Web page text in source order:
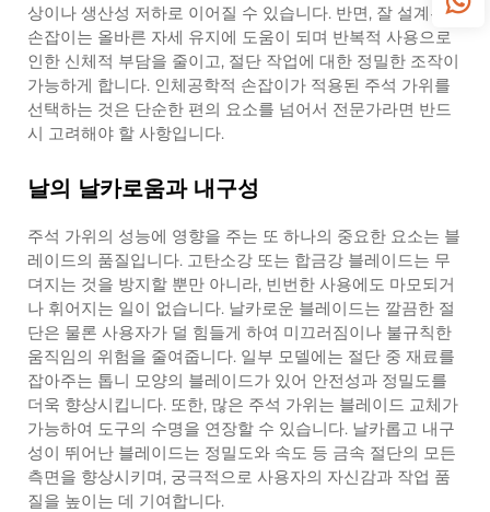
상이나 생산성 저하로 이어질 수 있습니다. 반면, 잘 설계된
손잡이는 올바른 자세 유지에 도움이 되며 반복적 사용으로
인한 신체적 부담을 줄이고, 절단 작업에 대한 정밀한 조작이
가능하게 합니다. 인체공학적 손잡이가 적용된 주석 가위를
선택하는 것은 단순한 편의 요소를 넘어서 전문가라면 반드
시 고려해야 할 사항입니다.
날의 날카로움과 내구성
주석 가위의 성능에 영향을 주는 또 하나의 중요한 요소는 블
레이드의 품질입니다. 고탄소강 또는 합금강 블레이드는 무
뎌지는 것을 방지할 뿐만 아니라, 빈번한 사용에도 마모되거
나 휘어지는 일이 없습니다. 날카로운 블레이드는 깔끔한 절
단은 물론 사용자가 덜 힘들게 하여 미끄러짐이나 불규칙한
움직임의 위험을 줄여줍니다. 일부 모델에는 절단 중 재료를
잡아주는 톱니 모양의 블레이드가 있어 안전성과 정밀도를
더욱 향상시킵니다. 또한, 많은 주석 가위는 블레이드 교체가
가능하여 도구의 수명을 연장할 수 있습니다. 날카롭고 내구
성이 뛰어난 블레이드는 정밀도와 속도 등 금속 절단의 모든
측면을 향상시키며, 궁극적으로 사용자의 자신감과 작업 품
질을 높이는 데 기여합니다.